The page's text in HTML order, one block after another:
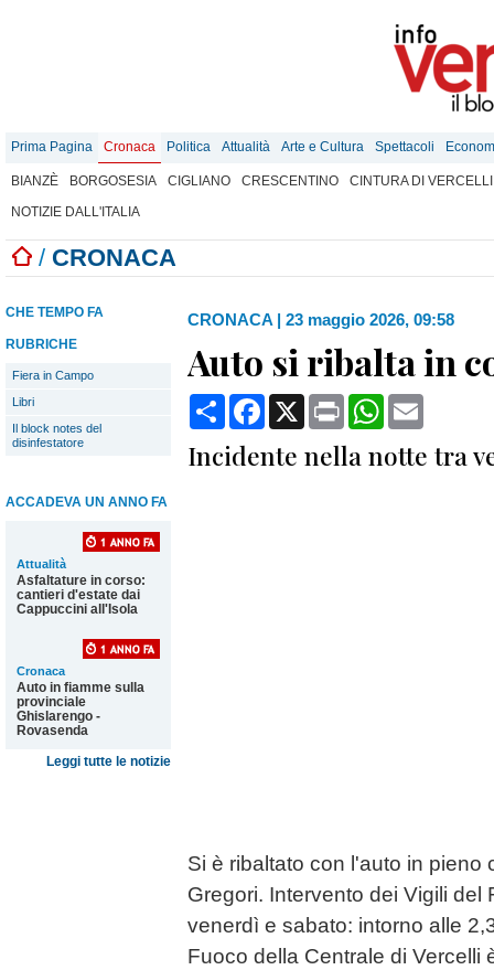
Prima Pagina Cronaca Politica Attualità Arte e Cultura Spettacoli
BIANZÈ BORGOSESIA CIGLIANO CRESCENTINO
CINTURA DI VERCELLI
NOTIZIE DALL'ITALIA
/ CRONACA
CHE TEMPO FA
RUBRICHE
Fiera in Campo
Libri
Il block notes del
disinfestatore
ACCADEVA UN ANNO FA
Attualità
Asfaltature in corso:
cantieri d'estate dai
Cappuccini all'Isola
Cronaca
Auto in fiamme sulla
provinciale
Ghislarengo -
Rovasenda
Leggi tutte le notizie
CRONACA | 23 maggio 2026, 09:58
Auto si ribalta in
CondividiFacebook
X Print WhatsApp
Incidente nella notte tra
Si è ribaltato con l'auto in pieno
Gregori. Intervento dei Vigili del
venerdì e sabato: intorno alle
Fuoco della Centrale di Vercelli